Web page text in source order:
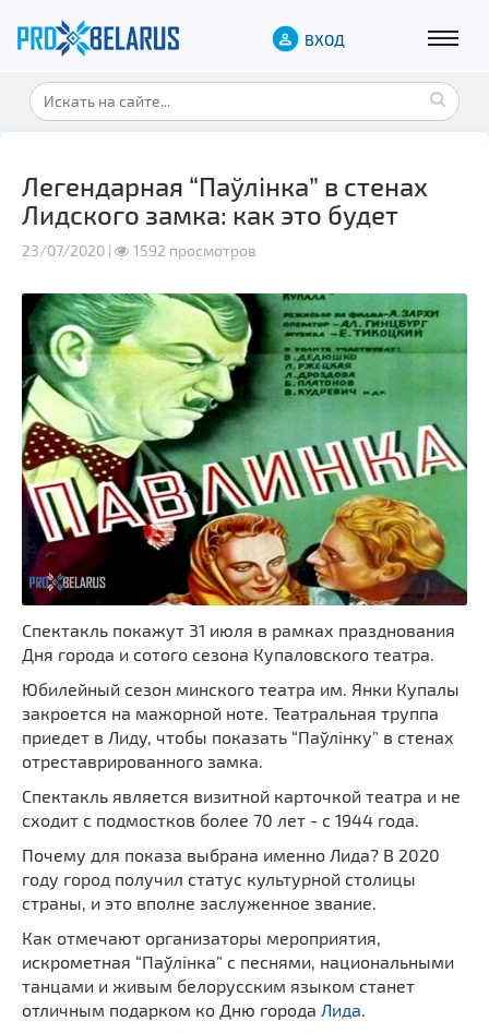
ВХОД
Легендарная “Паўлінка” в стенах
Лидского замка: как это будет
23/07/2020 | 1592 просмотров
Спектакль покажут 31 июля в рамках празднования
Дня города и сотого сезона Купаловского театра.
Юбилейный сезон минского театра им. Янки Купалы
закроется на мажорной ноте. Театральная труппа
приедет в Лиду, чтобы показать “Паўлінку” в стенах
отреставрированного замка.
Спектакль является визитной карточкой театра и не
сходит с подмостков более 70 лет - с 1944 года.
Почему для показа выбрана именно Лида? В 2020
году город получил статус культурной столицы
страны, и это вполне заслуженное звание.
Как отмечают организаторы мероприятия,
искрометная “Паўлінка” с песнями, национальными
танцами и живым белорусским языком станет
отличным подарком ко Дню города Лида.